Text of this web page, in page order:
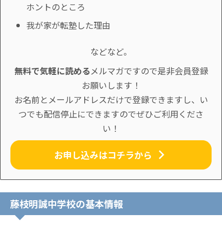
ホントのところ
我が家が転塾した理由
などなど。
無料で気軽に読めるメルマガですので是非会員登録
お願いします！
お名前とメールアドレスだけで登録できますし、い
つでも配信停止にできますのでぜひご利用くださ
い！
お申し込みはコチラから
藤枝明誠中学校の基本情報